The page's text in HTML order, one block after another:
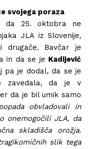
svojega poraza
da 25. oktobra ne
JLA iz Slovenije,
Bavčar je
in da se je Kadijević
pa je dodal, da se je
zavedala, da je v
da je bil umik samo
obvladovali in
onemogočili JLA, da
skladišča orožja.
slik tega